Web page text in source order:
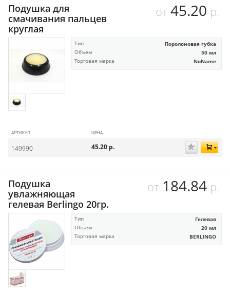
Подушка для
смачивания пальцев
круглая
от 45.20 р.
Тип Поролоновая губка
Объем 50 мл
Торговая марка NoName
АРТИКУЛ ЦЕНА
149990 45.20 р.
Подушка
увлажняющая
гелевая Berlingo 20гр.
от 184.84р.
Тип Гелевая
Объем 20 мл
Торговая марка BERLINGO